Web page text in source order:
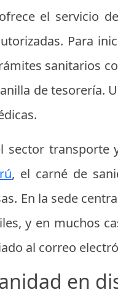
el servicio
Para
sanitarios
de tesorería.
sector
, el carné de
En la sede
y en muchos
al correo
en